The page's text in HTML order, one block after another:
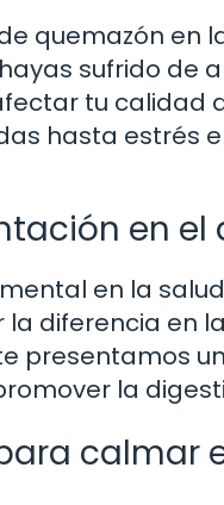
quemazón en
sufrido de
tu calidad
hasta estrés
en
en la
diferencia en
presentamos
la
calmar